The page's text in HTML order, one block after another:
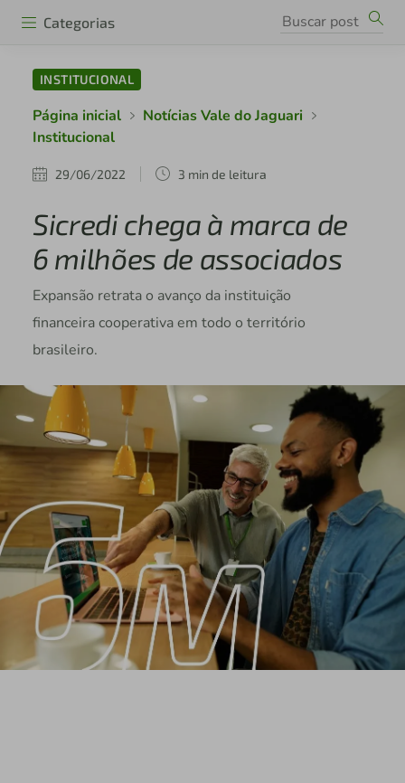
Categorias
INSTITUCIONAL
Página inicial
Notícias Vale do Jaguari
Institucional
29/06/2022 3 min de leitura
Sicredi chega à marca de
6 milhões de associados
Expansão retrata o avanço da instituição
financeira cooperativa em todo o território
brasileiro.